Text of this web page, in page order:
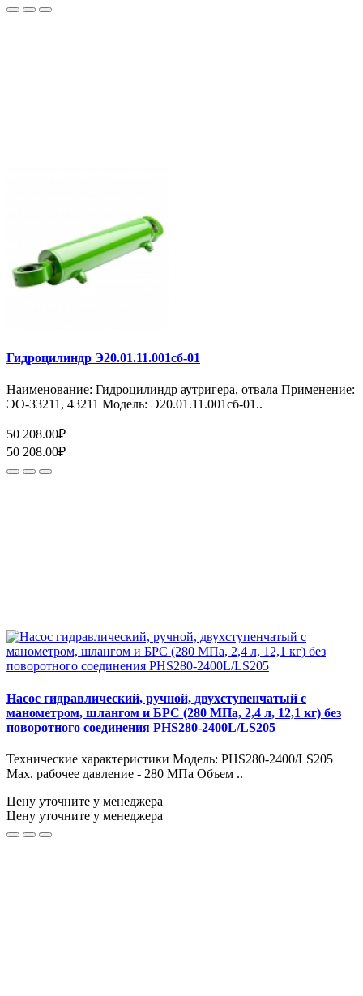
Гидроцилиндр Э20.01.11.001сб-01
Наименование: Гидроцилиндр аутригера, отвала Применение:
ЭО-33211, 43211 Модель: Э20.01.11.001сб-01..
50 208.00₽
50 208.00₽
Насос гидравлический, ручной, двухступенчатый с
манометром, шлангом и БРС (280 МПа, 2,4 л, 12,1 кг) без
поворотного соединения PHS280-2400L/LS205
Технические характеристики Модель: PHS280-2400/LS205
Max. рабочее давление - 280 МПа Объем ..
Цену уточните у менеджера
Цену уточните у менеджера